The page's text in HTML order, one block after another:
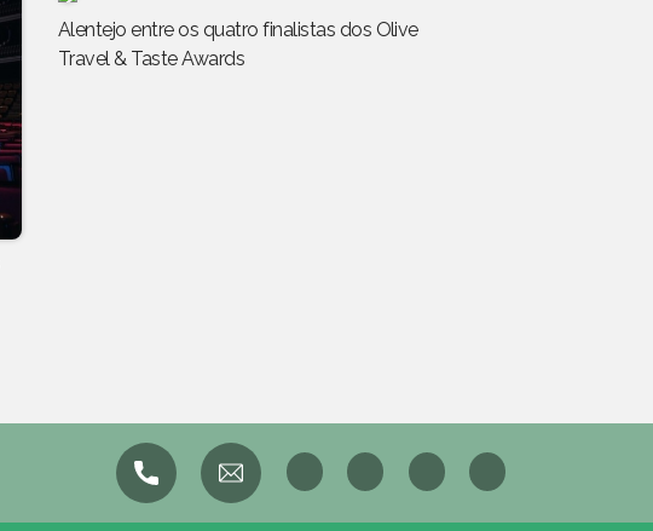
Alentejo entre os quatro finalistas dos Olive
Travel & Taste Awards